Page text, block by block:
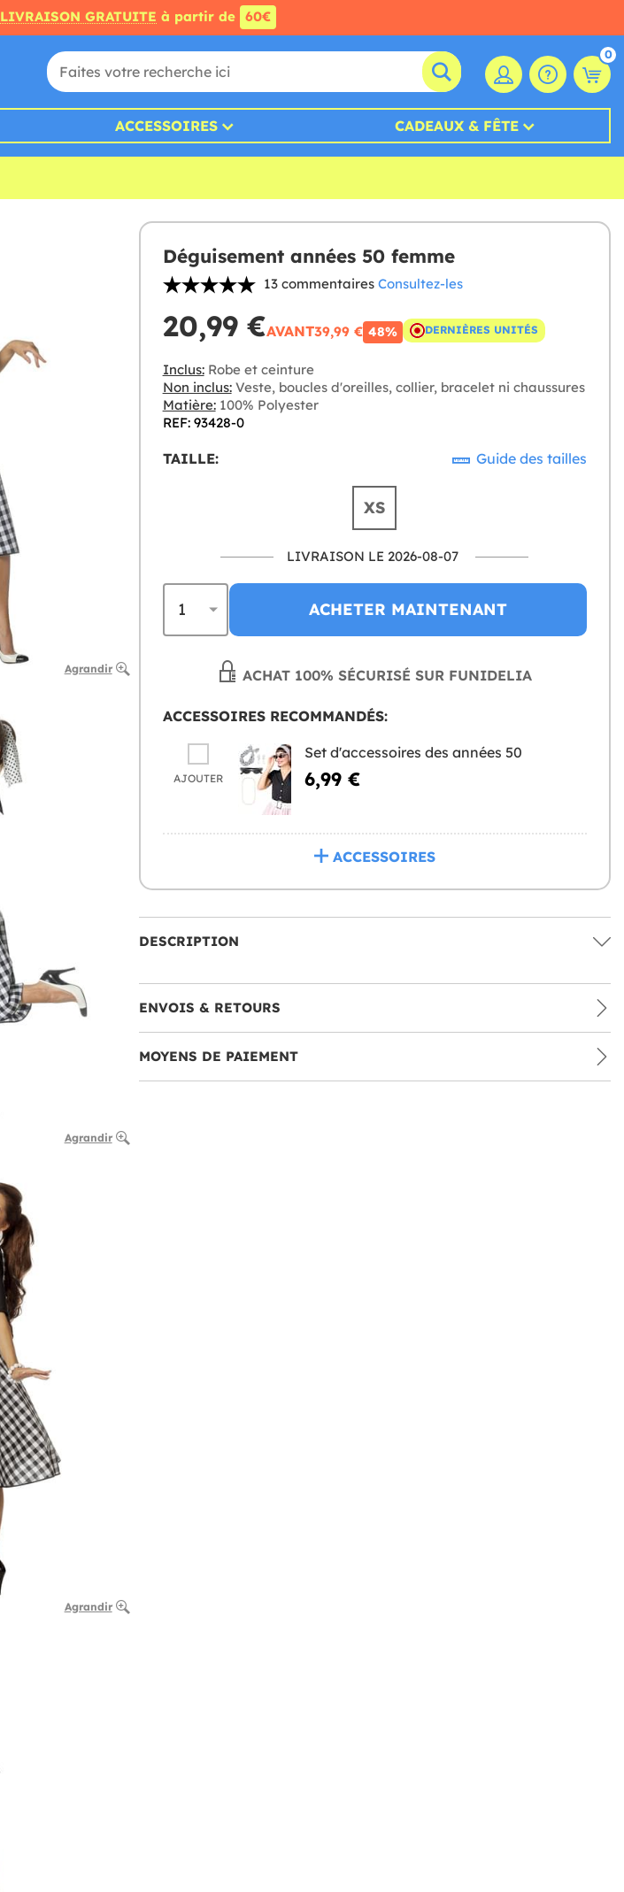
LIVRAISON GRATUITE à partir de 60€
0
ACCESSOIRES CADEAUX & FÊTE
Agrandir
Agrandir
Agrandir
Déguisement années 50 femme
13 commentaires Consultez-les
20,99 €AVANT39,99 € 48% DERNIÈRES UNITÉS
Inclus:Robe et ceinture
Non inclus:Veste, boucles d'oreilles, collier, bracelet ni chaussures
Matière:100% Polyester
REF: 93428-0
TAILLE: Guide des tailles
XS
LIVRAISON LE 2026-08-07
ACHETER MAINTENANT
ACHAT 100% SÉCURISÉ SUR FUNIDELIA
ACCESSOIRES RECOMMANDÉS:
AJOUTER
Set d'accessoires des années 50
6,99 €
ACCESSOIRES
DESCRIPTION
ENVOIS & RETOURS
MOYENS DE PAIEMENT